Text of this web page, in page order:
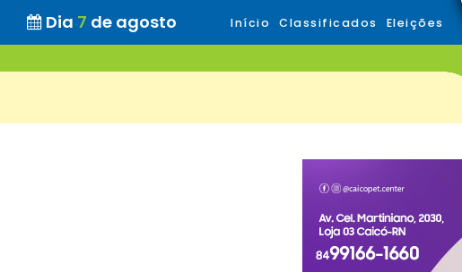
Dia 7 de agosto Início Classificados Eleições